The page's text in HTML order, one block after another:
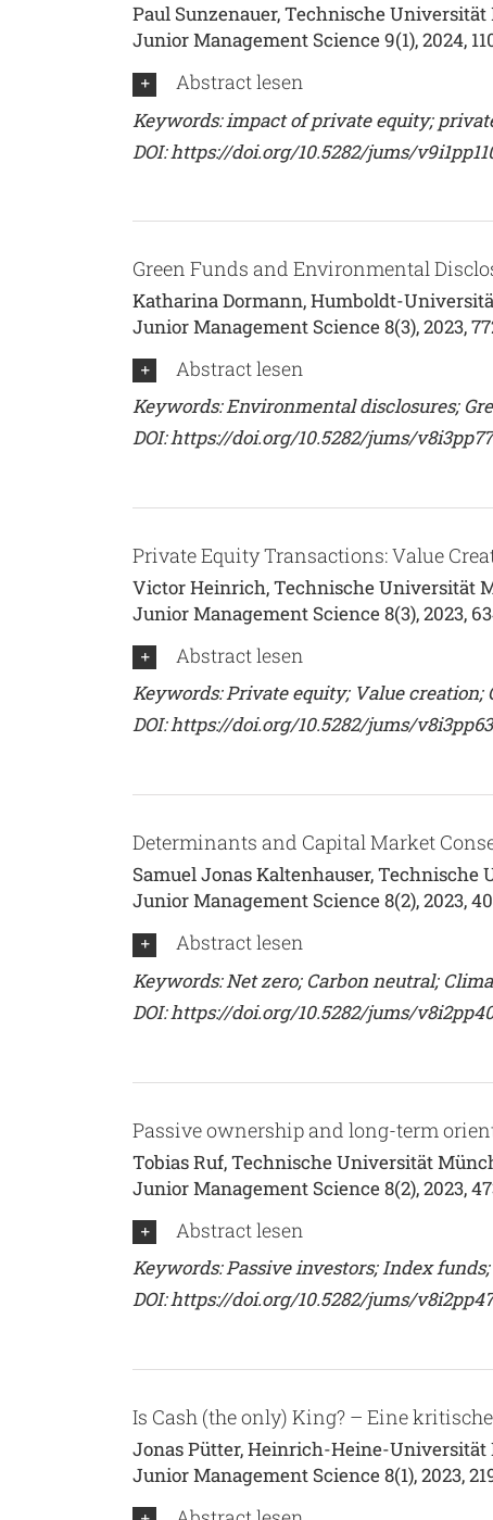
Paul Sunzenauer, Technische
Junior Management Science 9(1), 2024,
Abstract lesen
Keywords: impact of private equity;
DOI:https://doi.org/10.5282/jums/
Green Funds and Environmental
Katharina Dormann, Humboldt-
Junior Management Science 8(3), 2023,
Abstract lesen
Keywords: Environmental disclosures;
DOI:https://doi.org/10.5282/jums/
Private Equity Transactions: Value
Victor Heinrich, Technische Universität
Junior Management Science 8(3), 2023,
Abstract lesen
Keywords: Private equity; Value
DOI:https://doi.org/10.5282/jums/
Determinants and Capital Market
Samuel Jonas Kaltenhauser,
Junior Management Science 8(2), 2023,
Abstract lesen
Keywords: Net zero; Carbon neutral;
DOI:https://doi.org/10.5282/jums/
Passive ownership and long-term
Tobias Ruf, Technische Universität
Junior Management Science 8(2), 2023,
Abstract lesen
Keywords: Passive investors; Index
DOI:https://doi.org/10.5282/jums/
Is Cash (the only) King? – Eine
Jonas Pütter, Heinrich-Heine-Universität
Junior Management Science 8(1), 2023,